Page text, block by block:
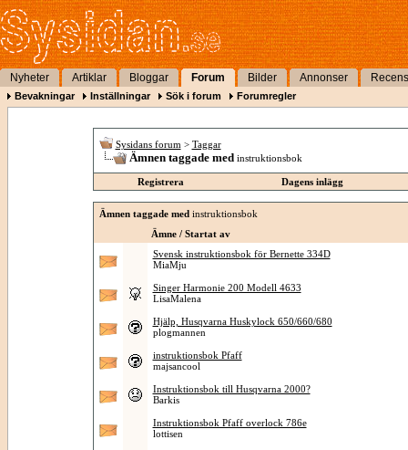
Nyheter Artiklar Bloggar Forum Bilder Annonser
Bevakningar Inställningar Sök i forum Forumregler
Sysidans forum > Taggar
Ämnen taggade med instruktionsbok
Registrera Dagens inlägg
Ämnen taggade med instruktionsbok
Ämne / Startat av
Svensk instruktionsbok för Bernette 334D
MiaMju
Singer Harmonie 200 Modell 4633
LisaMalena
Hjälp, Husqvarna Huskylock 650/660/680
plogmannen
instruktionsbok Pfaff
majsancool
Instruktionsbok till Husqvarna 2000?
Barkis
Instruktionsbok Pfaff overlock 786e
lottisen